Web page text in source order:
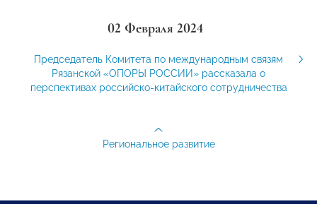
02 Февраля 2024
Председатель Комитета по международным связям
Рязанской «ОПОРЫ РОССИИ» рассказала о
перспективах российско-китайского сотрудничества
Региональное развитие